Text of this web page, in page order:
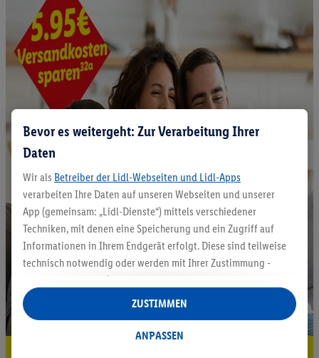
Bevor es weitergeht: Zur Verarbeitung Ihrer
Daten
Wir als Betreiber der Lidl-Webseiten und Lidl-Apps
verarbeiten Ihre Daten auf unseren Webseiten und unserer
App (gemeinsam: „Lidl-Dienste“) mittels verschiedener
Techniken, mit denen eine Speicherung und ein Zugriff auf
Informationen in Ihrem Endgerät erfolgt. Diese sind teilweise
technisch notwendig oder werden mit Ihrer Zustimmung -
auch durch Partner (u.a.
Verantwortliche; im Zusammenhang mit dem IAB TCF
insgesamt
Statistik-Erstellung oder für personalisierte Werbung
ANPASSEN
ZUSTIMMEN